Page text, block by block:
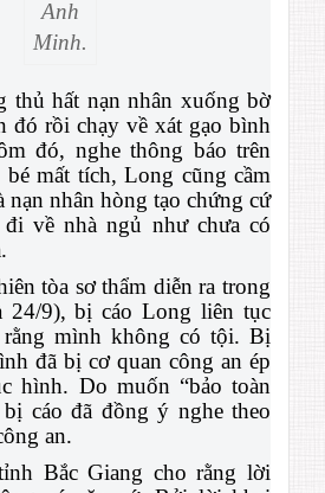
Anh
Minh.
thủ hất nạn nhân xuống bờ
đó rồi chạy về xát gạo bình
đó, nghe thông báo trên
bé mất tích, Long cũng cầm
nạn nhân hòng tạo chứng cứ
về nhà ngủ như chưa có
tòa sơ thẩm diễn ra trong
24/9), bị cáo Long liên tục
mình không có tội. Bị
đã bị cơ quan công an ép
hình. Do muốn “bảo toàn
cáo đã đồng ý nghe theo
an.
Bắc Giang cho rằng lời